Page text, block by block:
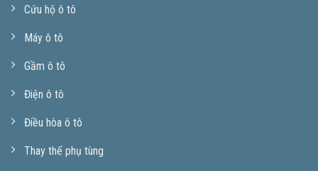
Cứu hộ ô tô
Máy ô tô
Gầm ô tô
Điện ô tô
Điều hòa ô tô
Thay thế phụ tùng